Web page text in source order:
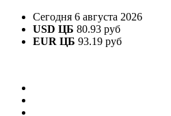
Сегодня 6 августа 2026
USD ЦБ 80.93 руб
EUR ЦБ 93.19 руб